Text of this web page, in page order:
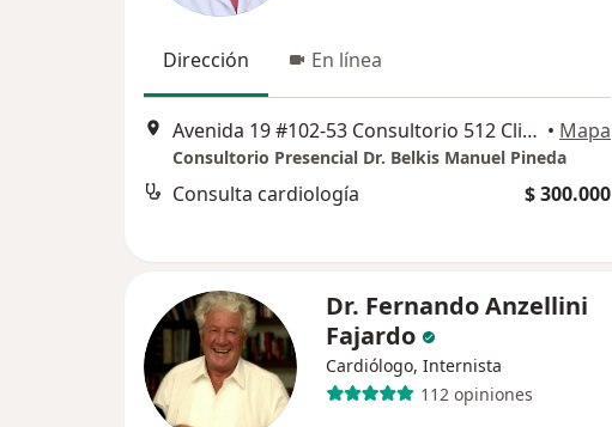
Dirección En línea
Avenida 19 #102-53 Consultorio 512 Clinica la Sabana, Bogotá • Mapa
Consultorio Presencial Dr. Belkis Manuel Pineda
Consulta cardiología $ 300.000
Dr. Fernando Anzellini
Fajardo
Cardiólogo, Internista
112 opiniones